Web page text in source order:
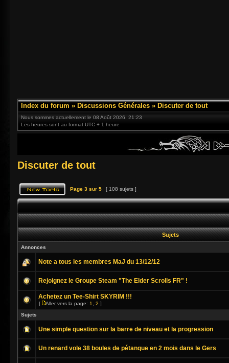
Index du forum » Discussions Générales » Discuter de tout
Nous sommes actuellement le 08 Août 2026, 21:23
Les heures sont au format UTC + 1 heure
Discuter de tout
Page 3 sur 5 [ 108 sujets ]
Sujets
Annonces
Note a tous les membres MaJ du 13/12/12
Rejoignez le Groupe Steam "The Elder Scrolls FR" !
Achetez un Tee-Shirt SKYRIM !!!
[ Aller vers la page: 1 2 ]
Sujets
Une simple question sur la barre de niveau et la progression
Un renard vole 38 boules de pétanque en 2 mois dans le Gers